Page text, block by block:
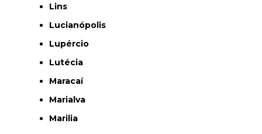
Lins
Lucianópolis
Lupércio
Lutécia
Maracaí
Marialva
Marilia